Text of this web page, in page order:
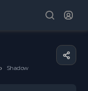
› Shadow